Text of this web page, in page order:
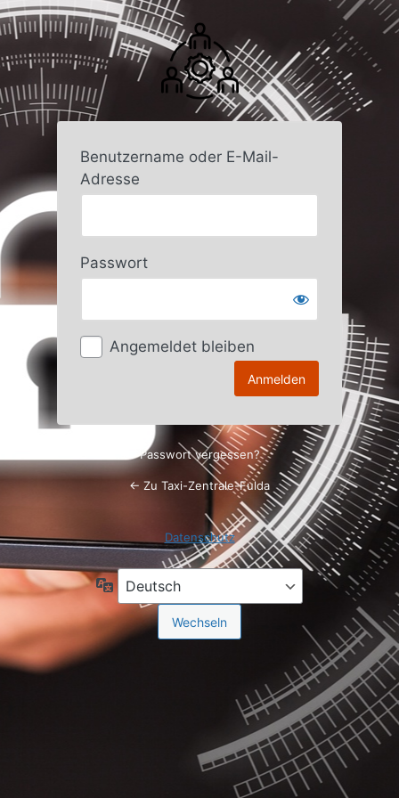
Anmelden
Benutzername oder E-Mail-
Adresse
Passwort
Angemeldet bleiben
Passwort vergessen?
← Zu Taxi-Zentrale-Fulda
Datenschutz
Sprache